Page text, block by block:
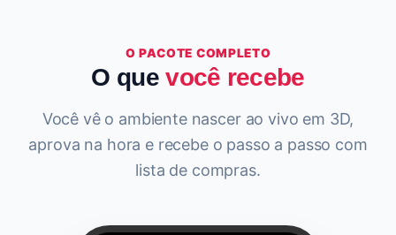
O PACOTE COMPLETO
O quevocê recebe
Você vê o ambiente nascer ao vivo em 3D,
aprova na hora e recebe o passo a passo com
lista de compras.